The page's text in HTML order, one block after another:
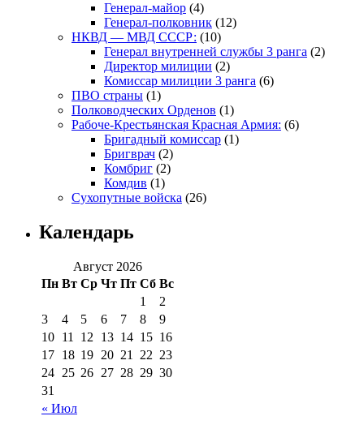
Генерал-майор (4)
Генерал-полковник (12)
НКВД — МВД СССР: (10)
Генерал внутренней службы 3 ранга (2)
Директор милиции (2)
Комиссар милиции 3 ранга (6)
ПВО страны (1)
Полководческих Орденов (1)
Рабоче-Крестьянская Красная Армия: (6)
Бригадный комиссар (1)
Бригврач (2)
Комбриг (2)
Комдив (1)
Сухопутные войска (26)
Календарь
Август 2026
Пн Вт Ср Чт Пт Сб Вс
« Июл
1
2
3
4 5 6 7 8
9
10 11 12 13 14 15 16
17 18 19 20 21 22 23
24 25 26 27 28 29 30
31